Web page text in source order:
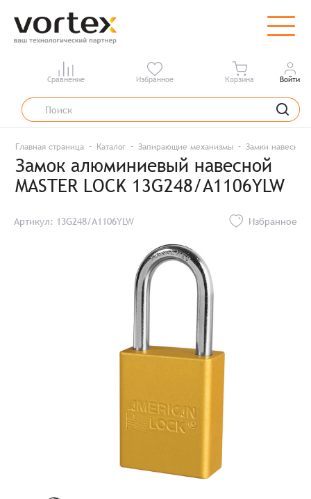
Сравнение Избранное Корзина Войти
Главная страница Каталог Запирающие механизмы Замки навесные
Замок алюминиевый навесной
MASTER LOCK 13G248/A1106YLW
Артикул: 13G248/A1106YLW Избранное